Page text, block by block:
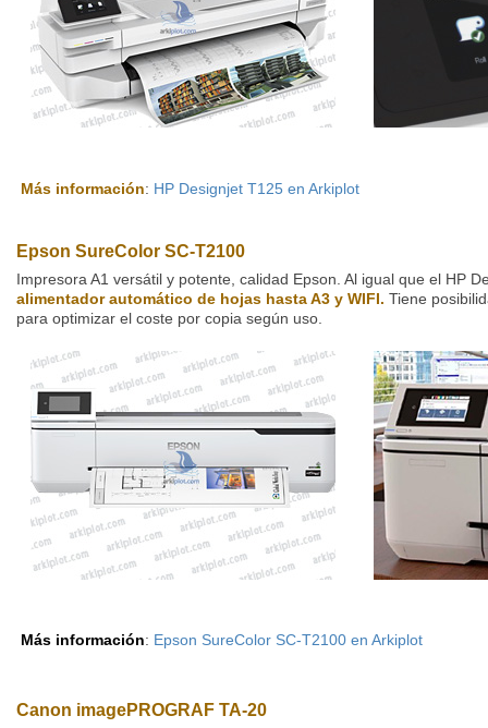
Más información: HP Designjet T125 en Arkiplot
Epson SureColor SC-T2100
Impresora A1 versátil y potente, calidad Epson. Al igual que el HP
alimentador automático de hojas hasta A3 y WIFI. Tiene
para optimizar el coste por copia según uso.
Más información: Epson SureColor SC-T2100 en Arkiplot
Canon imagePROGRAF TA-20